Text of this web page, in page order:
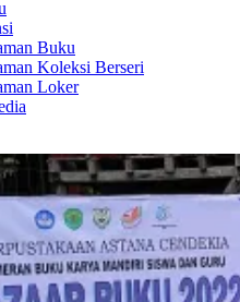
Buku
Koleksi Berseri
Loker